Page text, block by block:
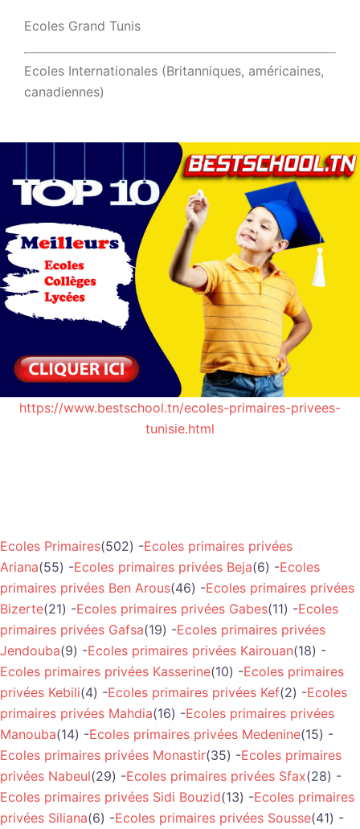
Ecoles Grand Tunis
Ecoles Internationales (Britanniques, américaines,
canadiennes)
https://www.bestschool.tn/ecoles-primaires-privees-
tunisie.html
Ecoles Primaires(502) -Ecoles primaires privées
Ariana(55) -Ecoles primaires privées Beja(6) -Ecoles
primaires privées Ben Arous(46) -Ecoles primaires privées
Bizerte(21) -Ecoles primaires privées Gabes(11) -Ecoles
primaires privées Gafsa(19) -Ecoles primaires privées
Jendouba(9) -Ecoles primaires privées Kairouan(18) -
Ecoles primaires privées Kasserine(10) -Ecoles primaires
privées Kebili(4) -Ecoles primaires privées Kef(2) -Ecoles
primaires privées Mahdia(16) -Ecoles primaires privées
Manouba(14) -Ecoles primaires privées Medenine(15) -
Ecoles primaires privées Monastir(35) -Ecoles primaires
privées Nabeul(29) -Ecoles primaires privées Sfax(28) -
Ecoles primaires privées Sidi Bouzid(13) -Ecoles primaires
privées Siliana(6) -Ecoles primaires privées Sousse(41) -